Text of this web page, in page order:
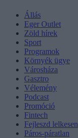
Állás
Eger Outlet
Zöld hírek
Sport
Programok
Környék ügye
Városháza
Gasztro
Vélemény
Podcast
Promóció
Fintech
Fejleszd lelkesen
Páros-páratlan